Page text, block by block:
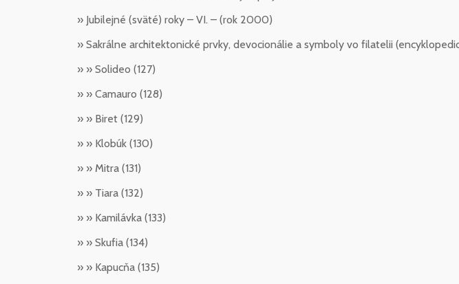
» Jubilejné (sväté) roky – VI. – (rok 2000)
» Sakrálne architektonické prvky, devocionálie a symboly vo filatelii
» » Solideo (127)
» » Camauro (128)
» » Biret (129)
» » Klobúk (130)
» » Mitra (131)
» » Tiara (132)
» » Kamilávka (133)
» » Skufia (134)
» » Kapucňa (135)